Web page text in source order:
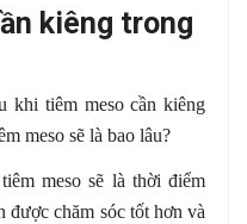
kiêng trong
khi tiêm meso cần kiêng
meso sẽ là bao lâu?
meso sẽ là thời điểm
được chăm sóc tốt hơn và